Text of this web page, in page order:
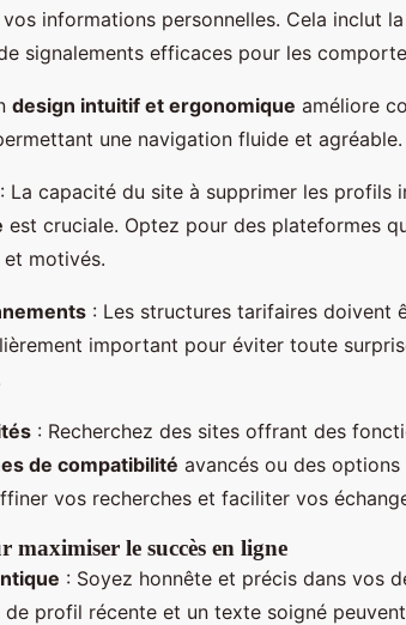
informations personnelles. Cela inclut
signalements efficaces pour les
design intuitif et ergonomique améliore
une navigation fluide et agréable.
: La capacité du site à supprimer les profils
est cruciale. Optez pour des plateformes
motivés.
: Les structures tarifaires doivent
important pour éviter toute
: Recherchez des sites offrant des
de compatibilité avancés ou des
vos recherches et faciliter vos
maximiser le succès en ligne
: Soyez honnête et précis dans vos
de profil récente et un texte soigné